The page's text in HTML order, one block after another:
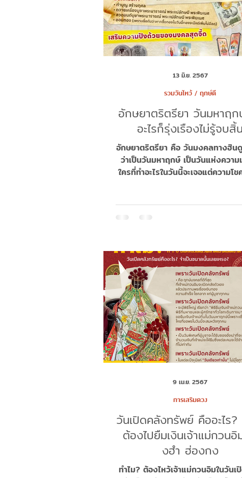
อักษยาตริตรียา วันมหาฤกษ์
อะไรก็รุ่งเรืองไม่รู้จบสิ้น
อักษยาตริตรียา คือ วันมงคลทางฮินดู
ว่าเป็นวันมหาฤกษ์ เป็นวันแห่งความ
ใครที่ทำอะไรในวันนี้จะเจอแต่ความโชค
รวมวันไหว้ / ฤกษ์ดี
13 มิ.ย. 2567
วันเปิดคลังทรัพย์ คืออะไร? ท
ต้องไปยืมเงินเจ้าแม่กวนอิ
งฮำ ฮ่องกง
ทำไม? ต้องไหว้เจ้าแม่กวนอิมในวันเปิ
การเสริมดวง
9 เม.ย. 2567